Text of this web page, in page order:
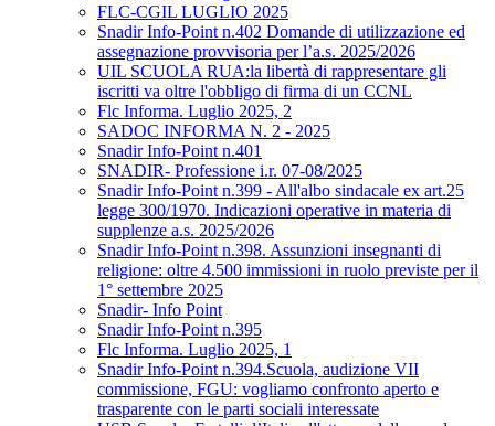
FLC-CGIL LUGLIO 2025
Snadir Info-Point n.402 Domande di utilizzazione ed
assegnazione provvisoria per l’a.s. 2025/2026
UIL SCUOLA RUA:la libertà di rappresentare gli
iscritti va oltre l'obbligo di firma di un CCNL
Flc Informa. Luglio 2025, 2
SADOC INFORMA N. 2 - 2025
Snadir Info-Point n.401
SNADIR- Professione i.r. 07-08/2025
Snadir Info-Point n.399 - All'albo sindacale ex art.25
legge 300/1970. Indicazioni operative in materia di
supplenze a.s. 2025/2026
Snadir Info-Point n.398. Assunzioni insegnanti di
religione: oltre 4.500 immissioni in ruolo previste per il
1° settembre 2025
Snadir- Info Point
Snadir Info-Point n.395
Flc Informa. Luglio 2025, 1
Snadir Info-Point n.394.Scuola, audizione VII
commissione, FGU: vogliamo confronto aperto e
trasparente con le parti sociali interessate